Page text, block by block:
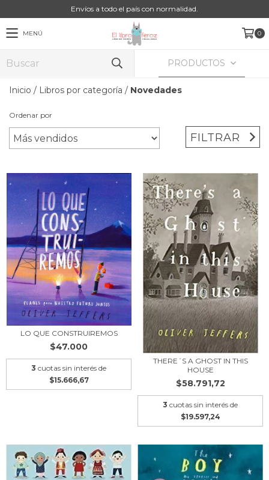
Envíos a todo el país con normalidad.
MENÚ 0
PRODUCTOS
Inicio / Libros por categoría / Novedades
Ordenar por
FILTRAR
LO QUE CONSTRUIREMOS
$47.000
3 cuotas sin interés de
$15.666,67
THERE´S A GHOST IN THIS
HOUSE
$58.791,72
3 cuotas sin interés de
$19.597,24